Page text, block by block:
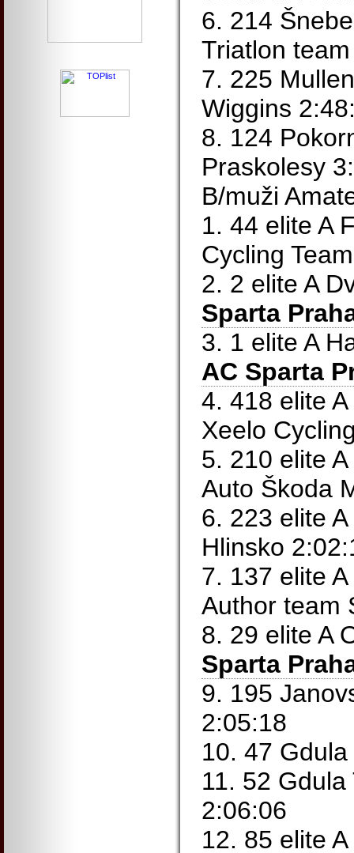
6. 214
Triatlon
7. 225
Wiggins
8. 124
Praskolesy
B/muži
1. 44 elite A
Cycling
2. 2 elite A
Sparta
3. 1 elite A
AC Sparta
4. 418 elite
Xeelo
5. 210 elite
Auto Škoda
6. 223 elite
Hlinsko
7. 137 elite
Author team
8. 29 elite A
Sparta
9. 195
2:05:18
10. 47
11. 52
2:06:06
12. 85 elite